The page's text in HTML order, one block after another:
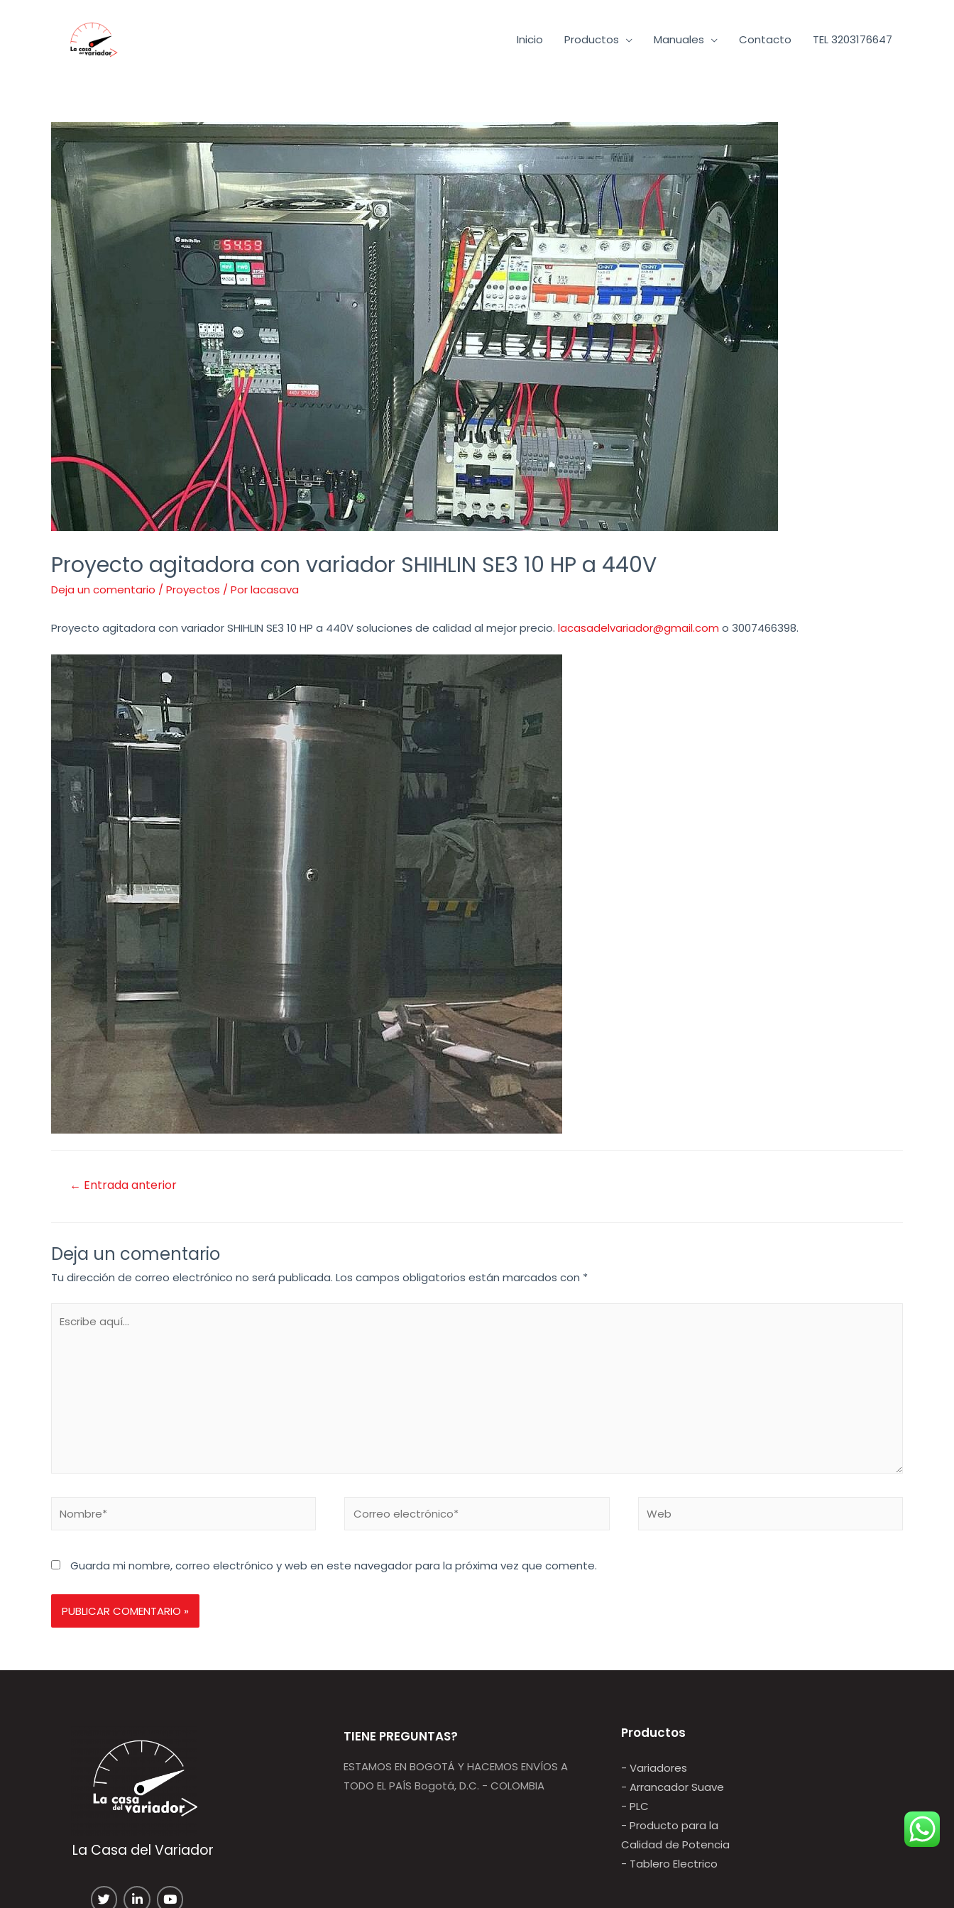
Inicio Productos Manuales Contacto TEL 3203176647
Proyecto agitadora con variador SHIHLIN SE3 10 HP a 440V
Deja un comentario / Proyectos / Porlacasava
Proyecto agitadora con variador SHIHLIN SE3 10 HP a 440V soluciones de calidad al mejor precio. lacasadelvariador@gmail.com o 3007466398.
← Entrada anterior
Deja un comentario
Tu dirección de correo electrónico no será publicada. Los campos obligatorios están marcados con *
Guarda mi nombre, correo electrónico y web en este navegador para la próxima vez que comente.
La Casa del Variador
TIENE PREGUNTAS?
ESTAMOS EN BOGOTÁ Y HACEMOS ENVÍOS A
TODO EL PAÍS Bogotá, D.C. - COLOMBIA
Productos
- Variadores
- Arrancador Suave
- PLC
- Producto para la
Calidad de Potencia
- Tablero Electrico